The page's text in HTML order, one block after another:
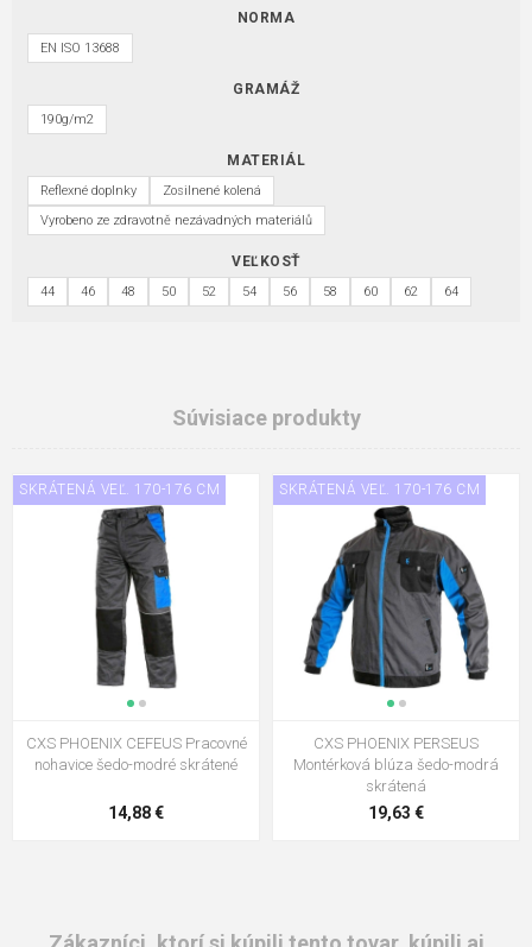
NORMA
EN ISO 13688
GRAMÁŽ
190g/m2
MATERIÁL
Reflexné doplnky
Zosilnené kolená
Vyrobeno ze zdravotně nezávadných materiálů
VEĽKOSŤ
44 46 48 50 52 54 56 58 60 62 64
Súvisiace produkty
SKRÁTENÁ VEĽ. 170-176 CM
CXS PHOENIX CEFEUS Pracovné
nohavice šedo-modré skrátené
14,88 €
SKRÁTENÁ VEĽ. 170-176 CM
CXS PHOENIX PERSEUS
Montérková blúza šedo-modrá
skrátená
19,63 €